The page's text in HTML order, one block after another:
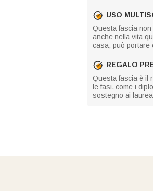
USO
Questa fascia
anche nella vita
casa, può portare
REGALO
Questa fascia è il
le fasi, come i
sostegno ai